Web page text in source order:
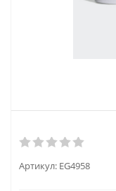
Артикул: EG4958